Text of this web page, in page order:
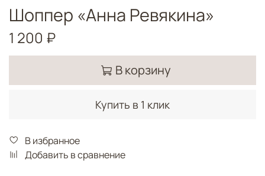
Шоппер «Анна Ревякина»
1 200 ₽
В корзину
Купить в 1 клик
В избранное
Добавить в сравнение